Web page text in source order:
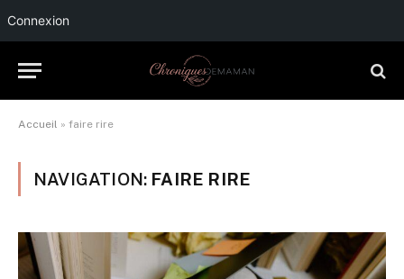
Connexion
Accueil » faire rire
NAVIGATION: FAIRE RIRE